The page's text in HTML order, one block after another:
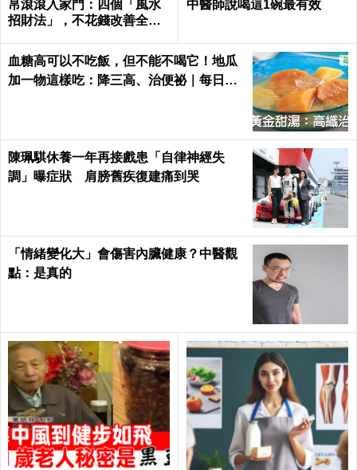
帛滾滾入家門：四個「風水
招財法」，不花錢改善全家
中醫師說喝這1碗最有效
血糖高可以不吃飯，但不能不喝它！地瓜
加一物這樣吃：降三高、治便祕｜每日健
陳珮騏休養一年再接戲患「自律神經失
調」曝症狀 肩膀舊疾復建痛到哭
「情緒變化大」會傷害內臟健康？中醫觀
點：是真的